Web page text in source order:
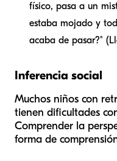
físico, pasa a un
estaba mojado y
acaba de pasar?"
Inferencia social
Muchos niños con
tienen dificultades
Comprender la
forma de